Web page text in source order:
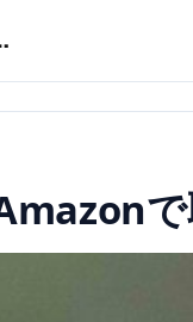
の商品はコレ